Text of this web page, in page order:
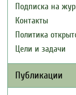
Подписка на
Контакты
Политика
Цели и задачи
Публикации